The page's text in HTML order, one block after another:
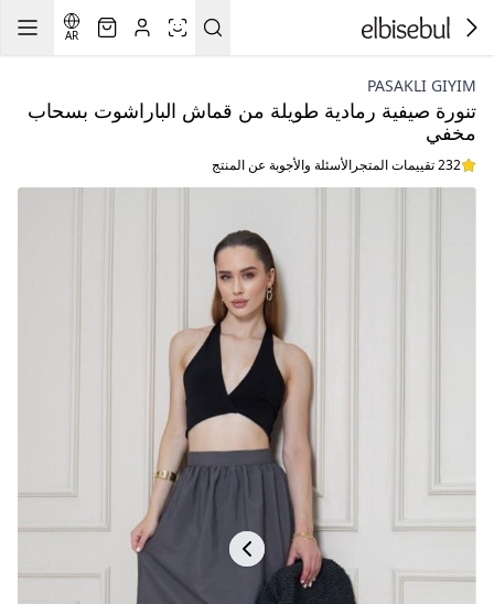
AR
PASAKLI GIYIM
تنورة صيفية رمادية طويلة من قماش الباراشوت بسحاب
مخفي
232 تقييمات المتجر الأسئلة والأجوبة عن المنتج